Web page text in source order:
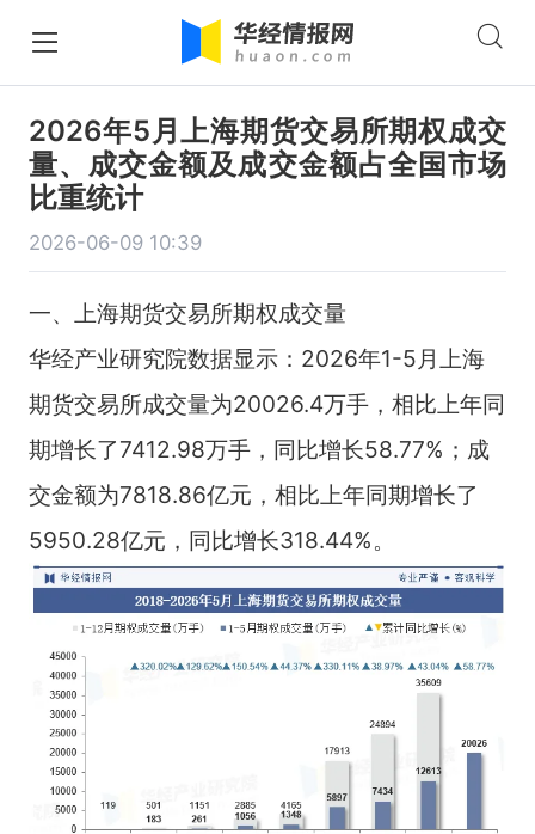
2026年5月上海期货交易所期权成交
量、成交金额及成交金额占全国市场
比重统计
2026-06-09 10:39
一、上海期货交易所期权成交量
华经产业研究院数据显示：2026年1-5月上海
期货交易所成交量为20026.4万手，相比上年同
期增长了7412.98万手，同比增长58.77%；成
交金额为7818.86亿元，相比上年同期增长了
5950.28亿元，同比增长318.44%。